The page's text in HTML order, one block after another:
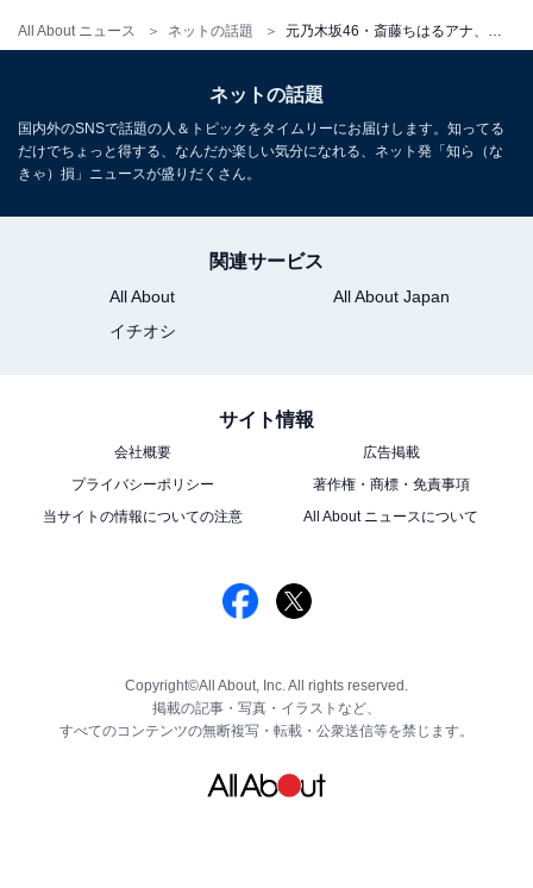
All About ニュース ネットの話題
ネットの話題
国内外のSNSで話題の人＆トピックをタイムリーにお届けします。知ってる
だけでちょっと得する、なんだか楽しい気分になれる、ネット発「知ら（な
きゃ）損」ニュースが盛りだくさん。
関連サービス
All About
All About Japan
イチオシ
サイト情報
会社概要
広告掲載
プライバシーポリシー
著作権・商標・免責事項
当サイトの情報についての注意
All About ニュースについて
Copyright©All About, Inc. All rights reserved.
掲載の記事・写真・イラストなど、
すべてのコンテンツの無断複写・転載・公衆送信等を禁じます。